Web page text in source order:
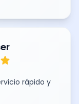
star
rápido y